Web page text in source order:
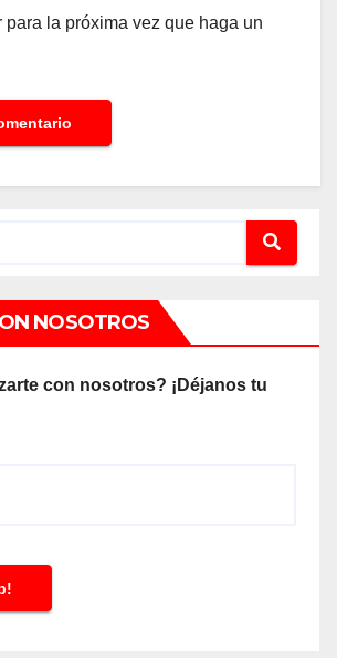
para la próxima vez que haga un
NOSOTROS
con nosotros? ¡Déjanos tu